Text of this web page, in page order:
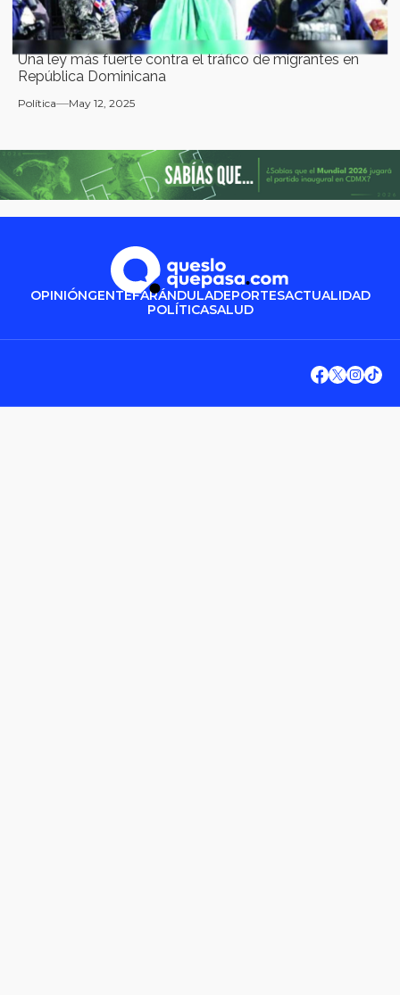
Una ley más fuerte contra el tráfico de migrantes en
República Dominicana
Política May 12, 2025
OPINIÓNGENTEFARÁNDULADEPORTESACTUALIDAD
POLÍTICASALUD